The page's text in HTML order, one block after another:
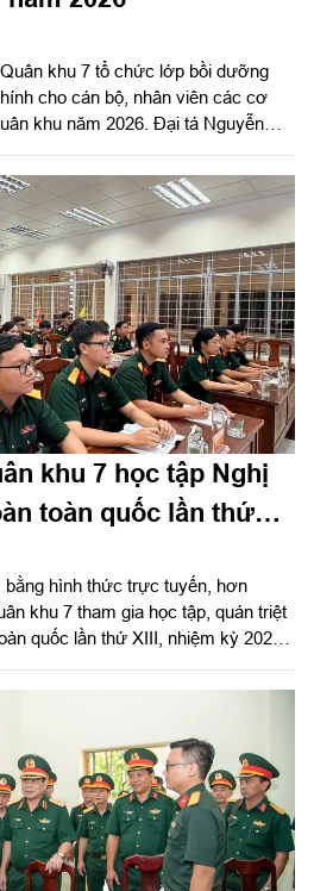
khu 7 tổ chức lớp bồi dưỡng
cho cán bộ, nhân viên các cơ
khu năm 2026. Đại tá Nguyễn
biểu chỉ đạo.
khu 7 học tập Nghị
toàn quốc lần thứ
bằng hình thức trực tuyến, hơn
khu 7 tham gia học tập, quán triệt
quốc lần thứ XIII, nhiệm kỳ 2026 -